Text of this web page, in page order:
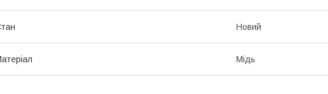
Новий
Мідь